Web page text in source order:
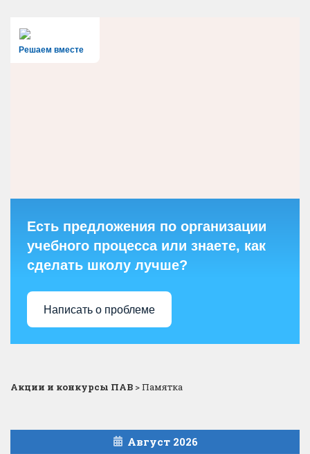
Решаем вместе
Есть предложения по организации
учебного процесса или знаете, как
сделать школу лучше?
Написать о проблеме
Акции и конкурсы ПАВ >Памятка
Август 2026